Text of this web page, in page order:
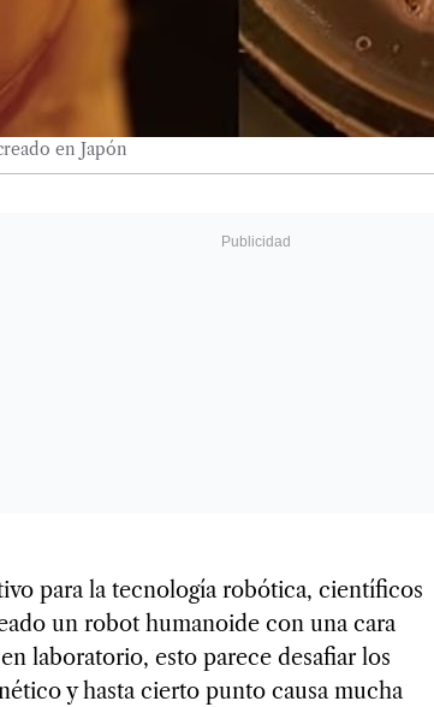
en Japón
para la tecnología robótica, científicos
un robot humanoide con una cara
laboratorio, esto parece desafiar los
y hasta cierto punto causa mucha